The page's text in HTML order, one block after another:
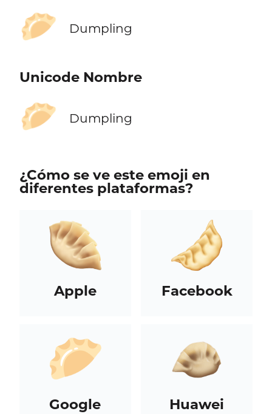
🥟 Dumpling
Unicode Nombre
🥟 Dumpling
¿Cómo se ve este emoji en
diferentes plataformas?
Apple Facebook
Google Huawei